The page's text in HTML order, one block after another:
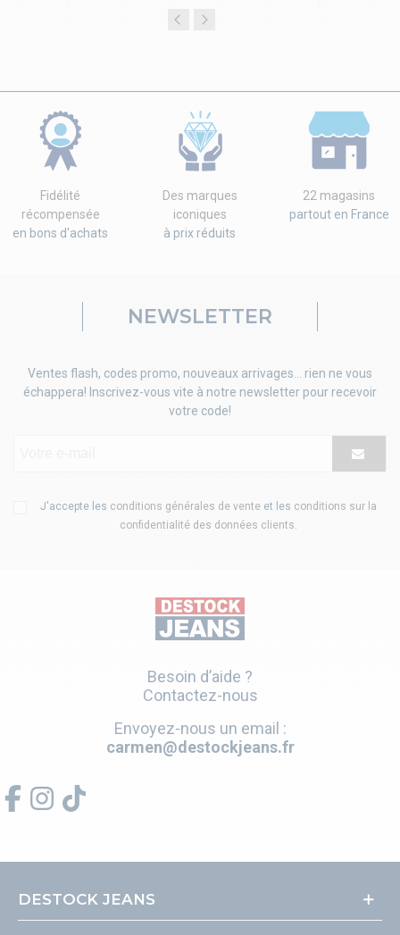
Fidélité
récompensée
en bons d'achats
Des marques
iconiques
à prix réduits
22 magasins
partout en France
NEWSLETTER
Ventes flash, codes promo, nouveaux arrivages... rien ne vous
échappera! Inscrivez-vous vite à notre newsletter pour recevoir
votre code!
J'accepte les conditions générales de vente et les conditions sur la
confidentialité des données clients
Besoin d’aide ?
Contactez-nous
Envoyez-nous un email :
carmen@destockjeans.fr
DESTOCK JEANS